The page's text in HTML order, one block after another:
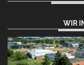
WIR